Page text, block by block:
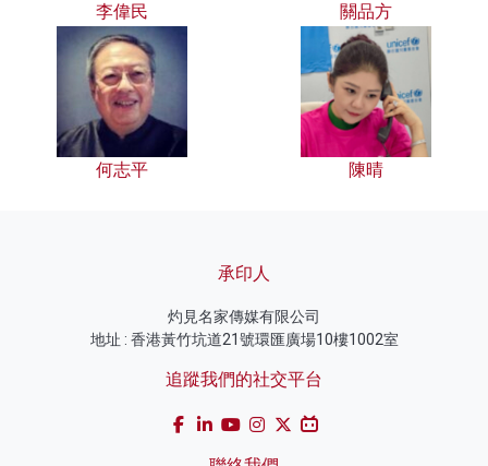
李偉民 關品方
何志平 陳晴
承印人
灼見名家傳媒有限公司
地址 : 香港黃竹坑道21號環匯廣場10樓1002室
追蹤我們的社交平台